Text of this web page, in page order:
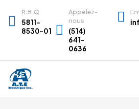
R.B.Q
5811-
8530-01
Appelez-
nous
(514)
641-
0636